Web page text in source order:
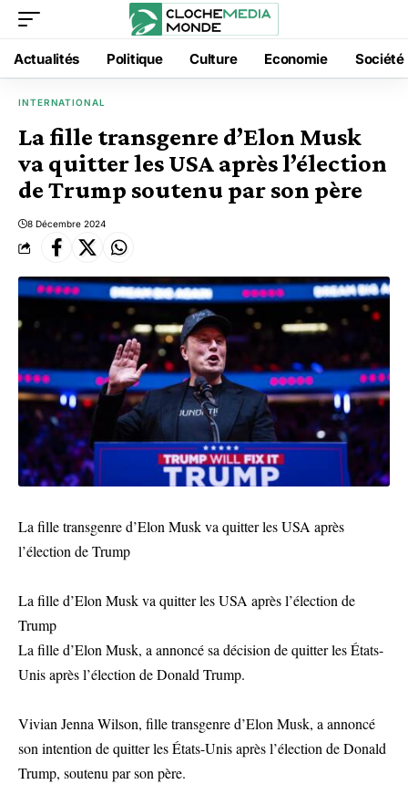
Actualités Politique Culture Economie Société
INTERNATIONAL
La fille transgenre d’Elon Musk
va quitter les USA après l’élection
de Trump soutenu par son père
8 Décembre 2024
La fille transgenre d’Elon Musk va quitter les USA après
l’élection de Trump
La fille d’Elon Musk va quitter les USA après l’élection de
Trump
La fille d’Elon Musk, a annoncé sa décision de quitter les États-
Unis après l’élection de Donald Trump.
Vivian Jenna Wilson, fille transgenre d’Elon Musk, a annoncé
son intention de quitter les États-Unis après l’élection de Donald
Trump, soutenu par son père.